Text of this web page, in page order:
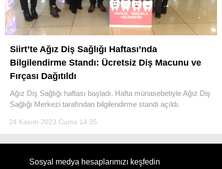
WhatsApp İhbar Hattı
Instagram
NÖBETÇI ECZANELER
Siirt’te Ağız Diş Sağlığı Haftası’nda
Bilgilendirme Standı: Ücretsiz Diş Macunu ve
Fırçası Dağıtıldı
Ağız Diş Sağlığı haftası başladı. Hafta münasebetiyle Ağız Diş
Sağlığı Merkezi tarafından bilgilendirme standı açıldı.
24 Kasım 2023 Cuma 14:35
Sosyal medya hesaplarımızı keşfedin